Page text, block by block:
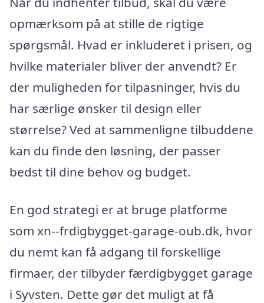
opmærksom på at stille de rigtige
spørgsmål. Hvad er inkluderet i prisen, og
hvilke materialer bliver der anvendt? Er
der muligheden for tilpasninger, hvis du
har særlige ønsker til design eller
størrelse? Ved at sammenligne tilbuddene
kan du finde den løsning, der passer
bedst til dine behov og budget.
En god strategi er at bruge platforme
som xn--frdigbygget-garage-oub.dk, hvor
du nemt kan få adgang til forskellige
firmaer, der tilbyder færdigbygget garage
i Syvsten. Dette gør det muligt at få